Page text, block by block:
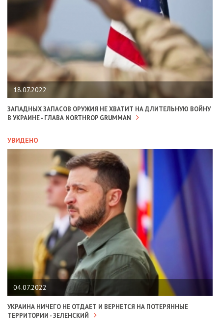
18.07.2022
ЗАПАДНЫХ ЗАПАСОВ ОРУЖИЯ НЕ ХВАТИТ НА ДЛИТЕЛЬНУЮ ВОЙНУ
В УКРАИНЕ - ГЛАВА NORTHROP GRUMMAN
УВИДЕНО
04.07.2022
УКРАИНА НИЧЕГО НЕ ОТДАЕТ И ВЕРНЕТСЯ НА ПОТЕРЯННЫЕ
ТЕРРИТОРИИ - ЗЕЛЕНСКИЙ